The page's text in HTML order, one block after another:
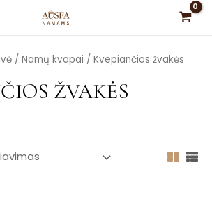
/ Namų kvapai / Kvepiančios žvakės
ŽVAKĖS